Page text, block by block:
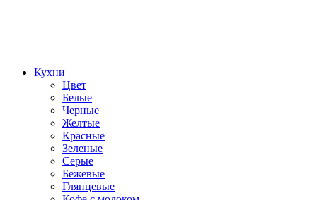
Кухни
Цвет
Белые
Черные
Желтые
Красные
Зеленые
Серые
Бежевые
Глянцевые